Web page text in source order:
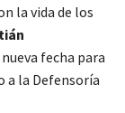
la vida de los
fecha para
a la Defensoría